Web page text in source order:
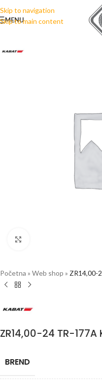
Skip to navigation
Skip to main content
MENU
Početna » Web shop » ZR14,00-
ZR14,00-24 TR-177A
BREND